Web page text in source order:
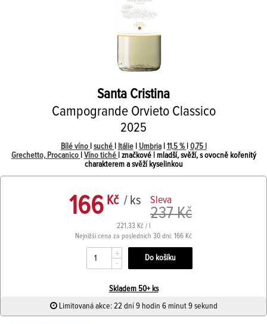
Santa Cristina
Campogrande Orvieto Classico
2025
Bílé víno suché Itálie| Umbria| 11,5 % 0,75 l
Grechetto, Procanico
Víno tiché
| značkové | mladší, svěží, s ovocně kořenitý
charakterem a svěží kyselinkou
166 Kč / ks Sleva
237 Kč
221,33 Kč / l
Nejnižší cena za posledních 30 dní: 166 Kč
+
-
Skladem 50+ ks
Limitovaná akce: 22 dní 9 hodin 6 minut 9 sekund